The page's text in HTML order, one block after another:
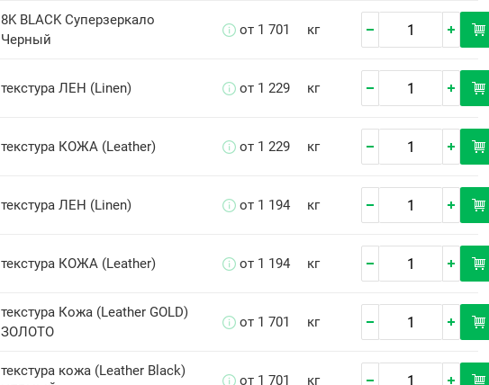
8K BLACK Суперзеркало
Черный
от 1 701 кг
текстура ЛЕН (Linen) от 1 229 кг
текстура КОЖА (Leather) от 1 229 кг
текстура ЛЕН (Linen) от 1 194 кг
текстура КОЖА (Leather) от 1 194 кг
текстура Кожа (Leather GOLD)
ЗОЛОТО
от 1 701 кг
текстура кожа (Leather Black)
от 1 701 кг